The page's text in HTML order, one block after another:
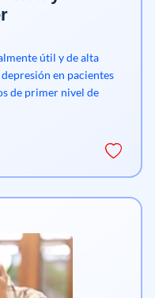
útil y de alta
en pacientes
de primer nivel de